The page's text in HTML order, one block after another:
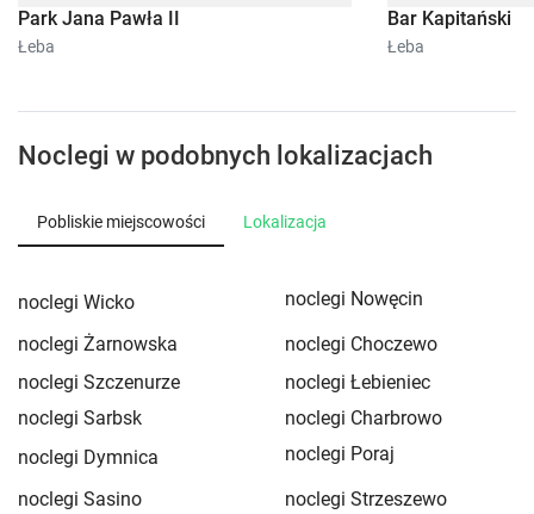
Park Jana Pawła II
Łeba
Bar Kapitański
Łeba
Noclegi w podobnych lokalizacjach
Pobliskie miejscowości Lokalizacja
noclegi Wicko
noclegi Nowęcin
noclegi Żarnowska
noclegi Choczewo
noclegi Szczenurze
noclegi Łebieniec
noclegi Sarbsk
noclegi Charbrowo
noclegi Dymnica
noclegi Poraj
noclegi Sasino
noclegi Strzeszewo